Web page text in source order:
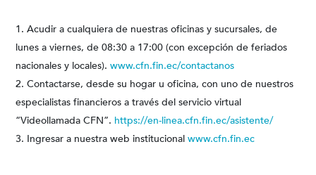
Acudir a cualquiera de nuestras oficinas y sucursales, de
lunes a viernes, de 08:30 a 17:00 (con excepción de feriados
nacionales y locales).www.cfn.fin.ec/contactanos
Contactarse, desde su hogar u oficina, con uno de nuestros
especialistas financieros a través del servicio virtual
“Videollamada CFN”. https://en-linea.cfn.fin.ec/asistente/
Ingresar a nuestra web institucionalwww.cfn.fin.ec